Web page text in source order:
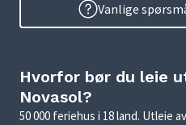
Vanlige
Hvorfor bør du leie
Novasol?
50 000 feriehus i 18 land. Utleie